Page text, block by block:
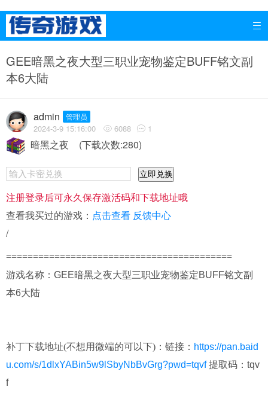

GEE暗黑之夜大型三职业宠物鉴定BUFF铭文副
本6大陆
admin 管理员
2024-3-9 15:16:00  6088  1
暗黑之夜 (下载次数:280)
立即兑换
注册登录后可永久保存激活码和下载地址哦
查看我买过的游戏： 点击查看 反馈中心
/
==========================================
游戏名称：GEE暗黑之夜大型三职业宠物鉴定BUFF铭文副
本6大陆
补丁下载地址(不想用微端的可以下)： 链接： https://pan.baid
u.com/s/1dlxYABin5w9lSbyNbBvGrg?pwd=tqvf提取码：tqv
f